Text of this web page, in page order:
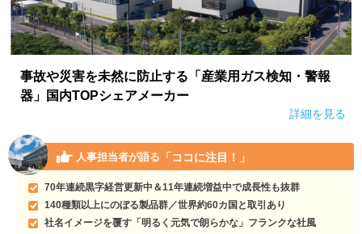
事故や災害を未然に防止する「産業用ガス検知・警報
器」国内TOPシェアメーカー
詳細を見る
人事担当者が語る 「ココに注目！」
70年連続黒字経営更新中＆11年連続増益中で成長性も抜群
140種類以上にのぼる製品群／世界約60カ国と取引あり
社名イメージを覆す「明るく元気で朗らかな」フランクな社風